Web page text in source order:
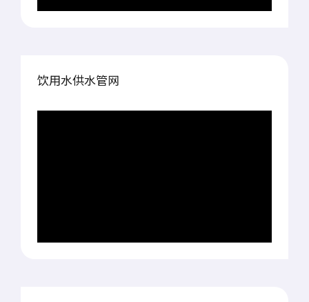
饮用水供水管网